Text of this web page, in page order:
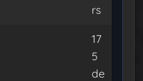
rs
17
5
de